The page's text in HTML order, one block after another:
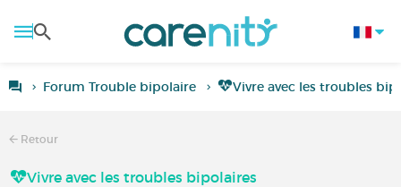
Forum Trouble bipolaire Vivre avec les troubles
Retour
Vivre avec les troubles bipolaires